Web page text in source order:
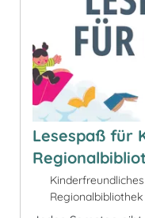
Lesespaß für